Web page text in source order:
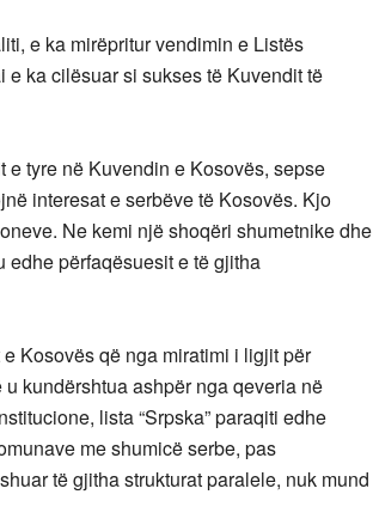
e ka mirëpritur vendimin e Listës
e ka cilësuar si sukses të Kuvendit të
e tyre në Kuvendin e Kosovës, sepse
interesat e serbëve të Kosovës. Kjo
Ne kemi një shoqëri shumetnike dhe
edhe përfaqësuesit e të gjitha
Kosovës që nga miratimi i ligjit për
kundërshtua ashpër nga qeveria në
lista “Srpska” paraqiti edhe
me shumicë serbe, pas
të gjitha strukturat paralele, nuk mund